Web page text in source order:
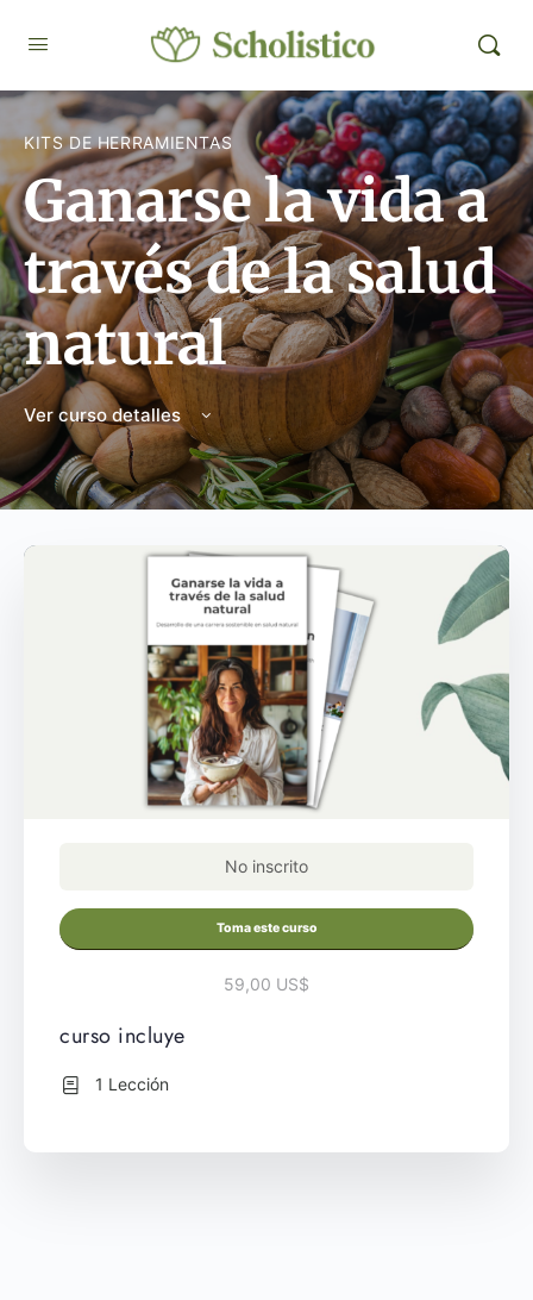
KITS DE HERRAMIENTAS
Ganarse la vida a
través de la salud
natural
Ver curso detalles
No inscrito
Toma este curso
59,00 US$
curso incluye
1 Lección